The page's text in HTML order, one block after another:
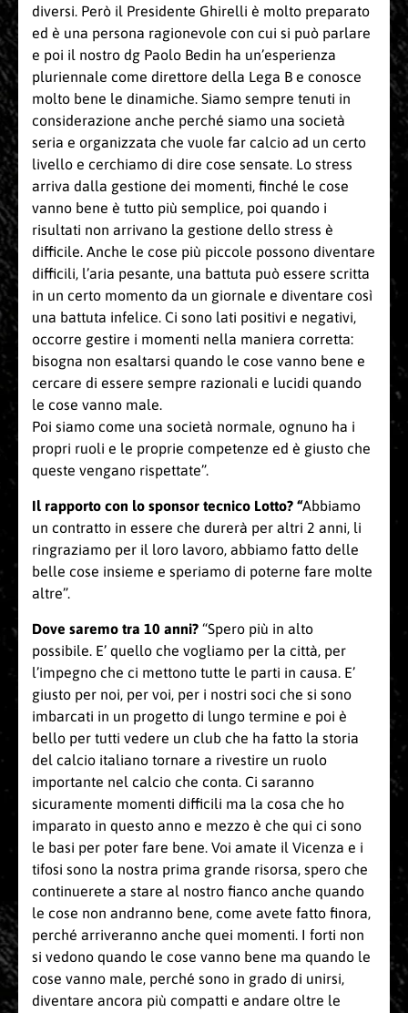
diversi. Però il Presidente Ghirelli è molto preparato
ed è una persona ragionevole con cui si può parlare
e poi il nostro dg Paolo Bedin ha un’esperienza
pluriennale come direttore della Lega B e conosce
molto bene le dinamiche. Siamo sempre tenuti in
considerazione anche perché siamo una società
seria e organizzata che vuole far calcio ad un certo
livello e cerchiamo di dire cose sensate. Lo stress
arriva dalla gestione dei momenti, finché le cose
vanno bene è tutto più semplice, poi quando i
risultati non arrivano la gestione dello stress è
difficile. Anche le cose più piccole possono diventare
difficili, l’aria pesante, una battuta può essere scritta
in un certo momento da un giornale e diventare così
una battuta infelice. Ci sono lati positivi e negativi,
occorre gestire i momenti nella maniera corretta:
bisogna non esaltarsi quando le cose vanno bene e
cercare di essere sempre razionali e lucidi quando
le cose vanno male.
Poi siamo come una società normale, ognuno ha i
propri ruoli e le proprie competenze ed è giusto che
queste vengano rispettate”.
Il rapporto con lo sponsor tecnico Lotto? “Abbiamo
un contratto in essere che durerà per altri 2 anni, li
ringraziamo per il loro lavoro, abbiamo fatto delle
belle cose insieme e speriamo di poterne fare molte
altre”.
Dove saremo tra 10 anni? “Spero più in alto
possibile. E’ quello che vogliamo per la città, per
l’impegno che ci mettono tutte le parti in causa. E’
giusto per noi, per voi, per i nostri soci che si sono
imbarcati in un progetto di lungo termine e poi è
bello per tutti vedere un club che ha fatto la storia
del calcio italiano tornare a rivestire un ruolo
importante nel calcio che conta. Ci saranno
sicuramente momenti difficili ma la cosa che ho
imparato in questo anno e mezzo è che qui ci sono
le basi per poter fare bene. Voi amate il Vicenza e i
tifosi sono la nostra prima grande risorsa, spero che
continuerete a stare al nostro fianco anche quando
le cose non andranno bene, come avete fatto finora,
perché arriveranno anche quei momenti. I forti non
si vedono quando le cose vanno bene ma quando le
cose vanno male, perché sono in grado di unirsi,
diventare ancora più compatti e andare oltre le